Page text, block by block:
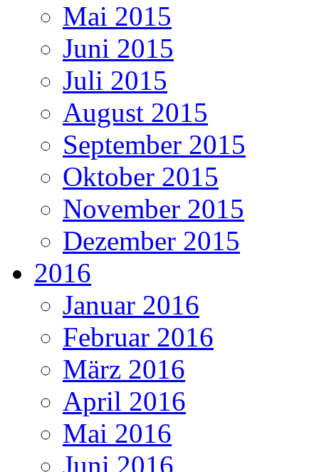
Mai 2015
Juni 2015
Juli 2015
August 2015
September 2015
Oktober 2015
November 2015
Dezember 2015
2016
Januar 2016
Februar 2016
März 2016
April 2016
Mai 2016
Juni 2016